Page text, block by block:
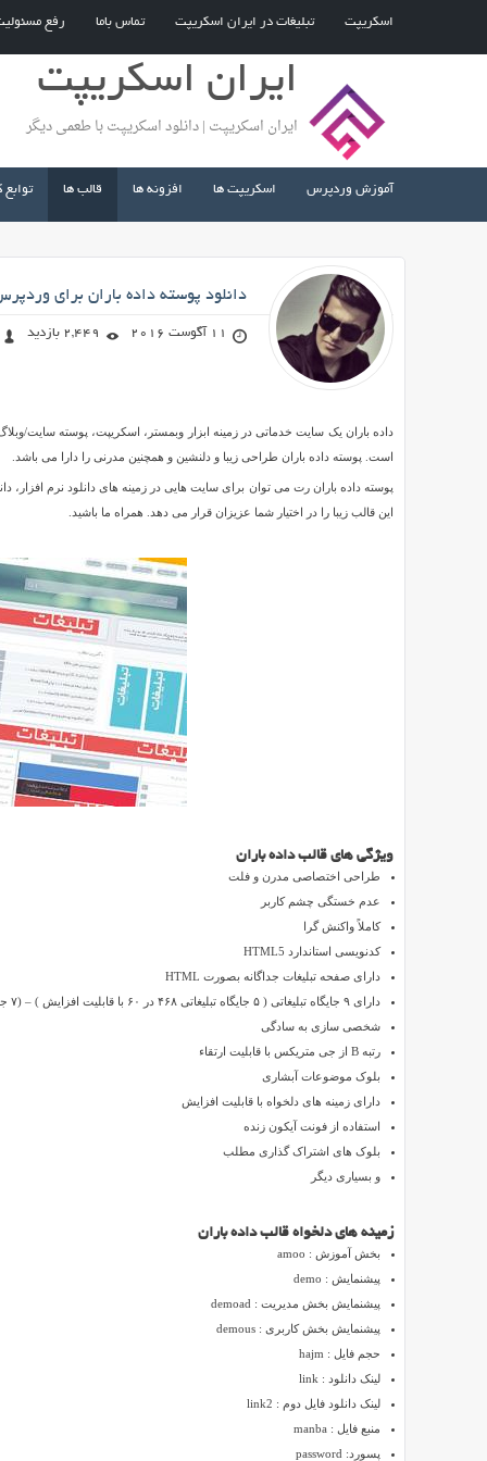
اسکریپت تبلیغات در ایران اسکریپت تماس باما رفع
ایران اسکریپت
ایران اسکریپت | دانلود اسکریپت با طعمی دیگر
آموزش وردپرس اسکریپت ها افزونه ها قالب ها
دانلود پوسته داده باران برای
11 آگوست 2016 2,449 بازدید
باران
برای
باران
خدماتی
زمینه
ابزار
وبمستر،
اسکریپت،
پوسته
سایت/
وبلاگ
قالب
زیبای
داده باران یک سایت خدماتی در زمینه ابزار وبمستر، اسکریپت، پوسته سایت/
است. پوسته داده باران طراحی زیبا و دلنشین و همچنین مدرنی را دارا می باشد.
پوسته داده باران رت می توان برای سایت هایی در زمینه های دانلود نرم افزار،
این قالب زیبا را در اختیار شما عزیزان قرار می دهد. همراه ما باشید.
ویژگی های قالب داده باران
طراحی اختصاصی مدرن و فلت
عدم خستگی چشم کاربر
کاملاً واکنش گرا
کدنویسی استاندارد HTML5
دارای صفحه تبلیغات جداگانه بصورت HTML
دارای ۹ جایگاه تبلیغاتی ( ۵ جایگاه تبلیغاتی ۴۶۸ در ۶۰ با قابلیت افزایش ) – (۷ جایگاه ۱۲۰ در ۲۴۰ با قابلیت افزایش ) – (۳۰ جایگاه تبلیغاتی متنی با قابلیت افزایش ) یک جایگاه پست ثابت
شخصی سازی به سادگی
رتبه B از جی متریکس با قابلیت ارتقاء
بلوک موضوعات آبشاری
دارای زمینه های دلخواه با قابلیت افزایش
استفاده از فونت آیکون زنده
بلوک های اشتراک گذاری مطلب
و بسیاری دیگر
زمینه های دلخواه قالب داده باران
بخش آموزش : amoo
پیشنمایش : demo
پیشنمایش بخش مدیریت : demoad
پیشنمایش بخش کاربری : demous
حجم فایل : hajm
لینک دانلود : link
لینک دانلود فایل دوم : link2
منبع فایل : manba
پسورد: password